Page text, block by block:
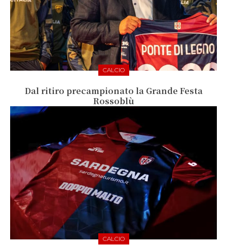
CALCIO
Dal ritiro precampionato la Grande Festa
Rossoblù
CALCIO